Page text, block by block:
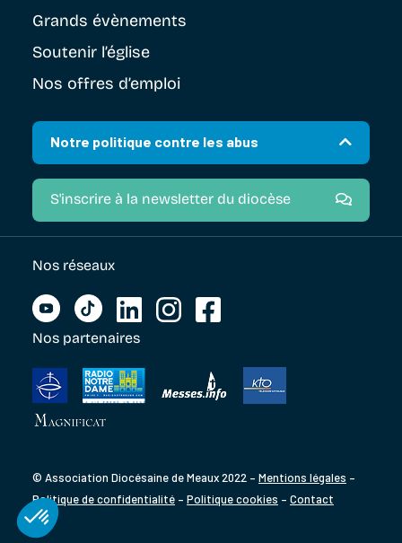
Grands évènements
Soutenir l’église
Nos offres d’emploi
Notre politique contre les abus
S'inscrire à la newsletter du diocèse
Nos réseaux
Nos partenaires
© Association Diocésaine de Meaux 2022 – Mentions légales –
Politique de confidentialité – Politique cookies – Contact